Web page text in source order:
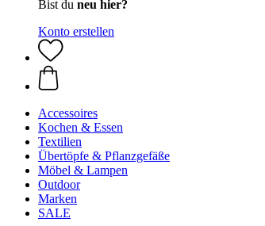
Bist du neu hier?
Konto erstellen
Accessoires
Kochen & Essen
Textilien
Übertöpfe & Pflanzgefäße
Möbel & Lampen
Outdoor
Marken
SALE